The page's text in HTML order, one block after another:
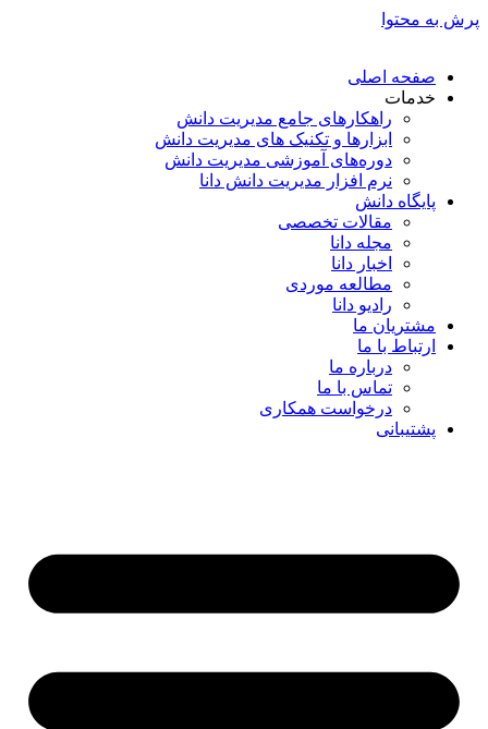
پرش به محتوا
صفحه اصلی
خدمات
راهکارهای جامع مدیریت دانش
ابزارها و تکنیک‌ های مدیریت دانش
دوره‌های آموزشی مدیریت دانش
نرم افزار مدیریت دانش دانا
پایگاه دانش
مقالات تخصصی
مجله دانا
اخبار دانا
مطالعه موردی
رادیو دانا
مشتریان ما
ارتباط با ما
درباره ما
تماس با ما
درخواست همکاری
پشتیبانی